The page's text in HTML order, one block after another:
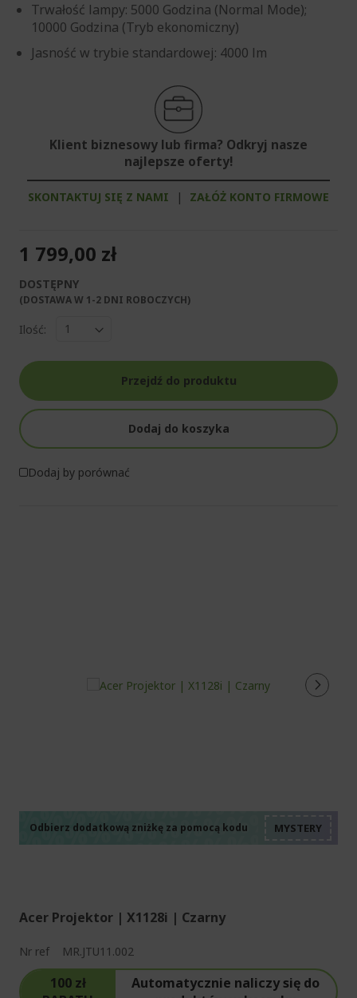
Trwałość lampy: 5000 Godzina (Normal Mode);
10000 Godzina (Tryb ekonomiczny)
Jasność w trybie standardowej: 4000 lm
Klient biznesowy lub firma? Odkryj nasze
najlepsze oferty!
SKONTAKTUJ SIĘ Z NAMI | ZAŁÓŻ KONTO FIRMOWE
1 799,00 zł
DOSTĘPNY
(DOSTAWA W 1-2 DNI ROBOCZYCH)​
Ilość:
Przejdź do produktu
Dodaj do koszyka
Dodaj by porównać
Odbierz dodatkową zniżkę za pomocą kodu
Acer Projektor | X1128i | Czarny
Nr ref MR.JTU11.002
100 zł
Automatycznie naliczy się do